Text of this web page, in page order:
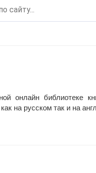
онлайн библиотеке
на русском так и на